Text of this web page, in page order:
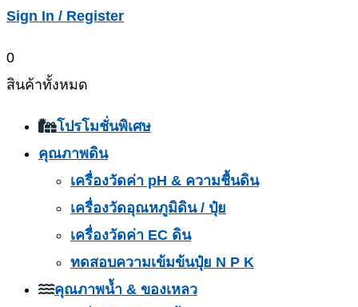
Sign In / Register
0
สินค้าทั้งหมด
โปรโมชั่นพิเศษ
คุณภาพดิน
เครื่องวัดค่า pH & ความชื้นดิน
เครื่องวัดอุณหภูมิดิน / ปุ๋ย
เครื่องวัดค่า EC ดิน
ทดสอบความเข้มข้นปุ๋ย N P K
คุณภาพน้ำ & ของเหลว